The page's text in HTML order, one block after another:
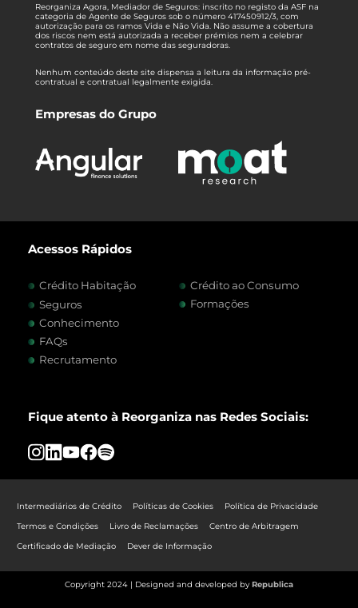
Reorganiza Agora, Mediador de Seguros: inscrito no registo da ASF na
categoria de Agente de Seguros sob o número 417450912/3, com
autorização para os ramos Vida e Não Vida. Não assume a cobertura
dos riscos nem está autorizada a receber prémios nem a celebrar
contratos de seguro em nome das seguradoras.
Nenhum conteúdo deste site dispensa a leitura da informação pré-
contratual e contratual legalmente exigida.
Empresas do Grupo
Acessos Rápidos
Crédito Habitação
Crédito ao Consumo
Seguros
Formações
Conhecimento
FAQs
Recrutamento
Fique atento à Reorganiza nas Redes Sociais:
Intermediários de Crédito Políticas de Cookies
Política de Privacidade
Termos e Condições
Livro de Reclamações
Centro de Arbitragem
Certificado de Mediação
Dever de Informação
Copyright 2024 | Designed and developed byRepublica